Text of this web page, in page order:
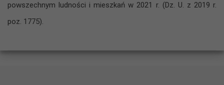
powszechnym ludności i mieszkań w 2021 r. (Dz. U. z 2019 r.
poz. 1775).